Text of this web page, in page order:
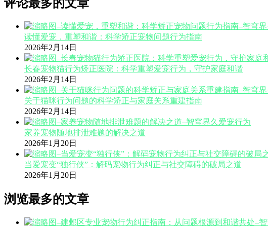
评论最多的文章
读懂爱宠，重塑和谐：科学矫正宠物问题行为指南
2026年2月14日
长春宠物猫行为矫正医院：科学重塑爱宠行为，守护家庭和谐
2026年2月14日
关于猫咪行为问题的科学矫正与家庭关系重建指南
2026年2月14日
家养宠物随地排泄难题的解决之道
2026年1月20日
当爱宠变“独行侠”：解码宠物行为纠正与社交障碍的破局之道
2026年1月20日
浏览最多的文章